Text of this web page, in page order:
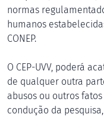
normas
humanos
CONEP.
O CEP-UVV, poderá
de qualquer outra
abusos ou outros
condução da